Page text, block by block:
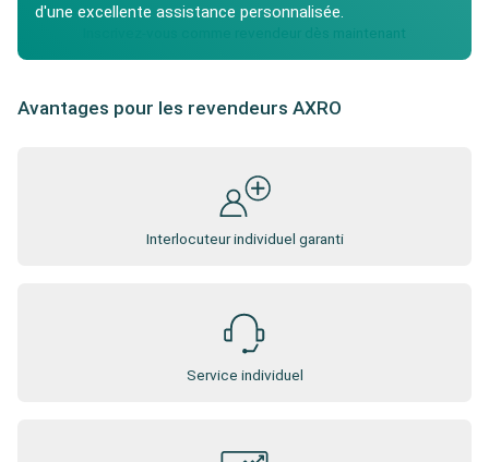
d'une excellente assistance personnalisée.
Inscrivez-vous comme revendeur dès maintenant
Avantages pour les revendeurs AXRO
Interlocuteur individuel garanti
Service individuel